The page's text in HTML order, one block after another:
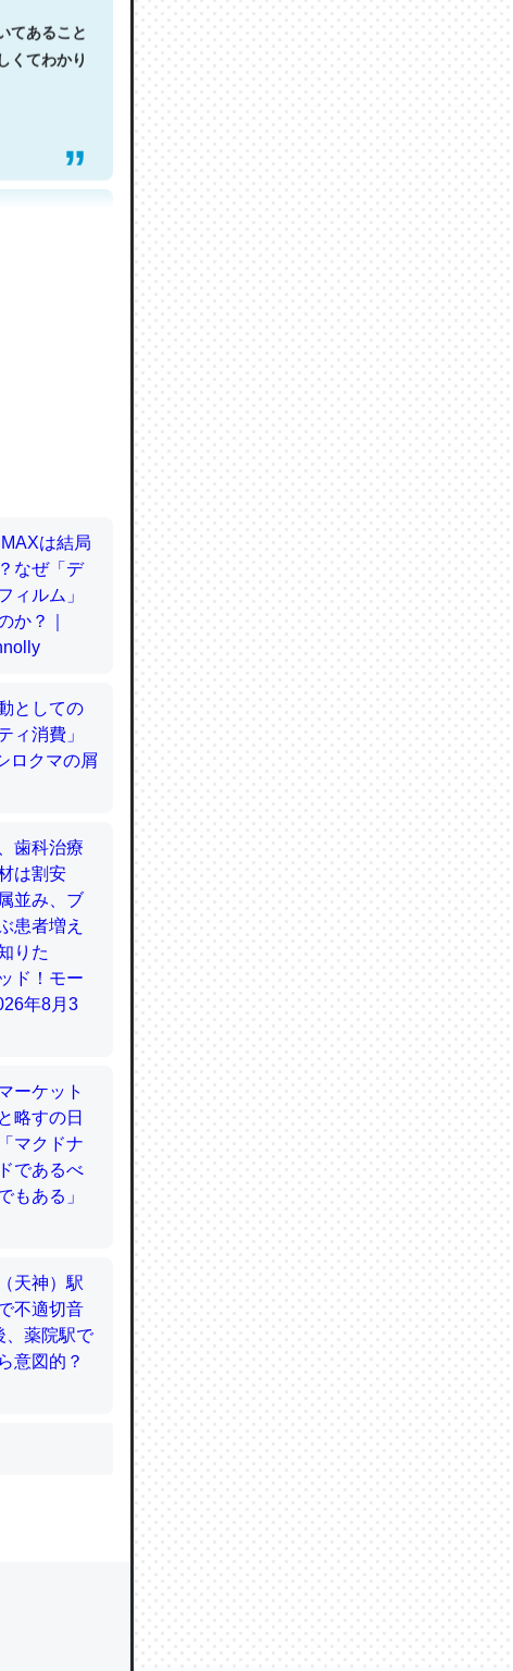
あること
くてわかり
ずっと前
ほど分かり
ム分はエビ
してるので
使わずキ
な…。腹足
かと画策
るのでこ
的に変化し